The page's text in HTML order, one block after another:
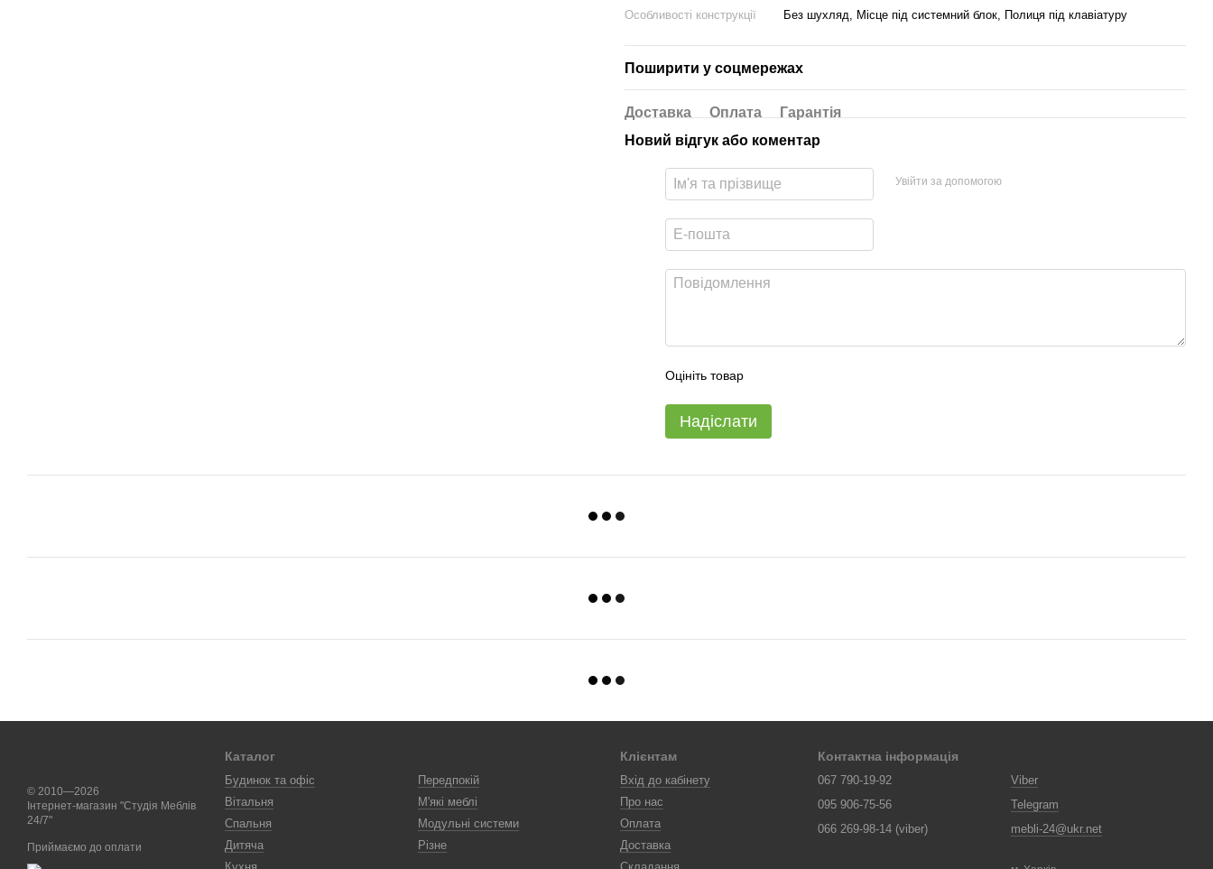
Особливості конструкції
Без шухляд, Місце під системний блок, Полиця під клавіатуру
Поширити у соцмережах
Доставка Оплата
Гарантія
Новий відгук або коментар
Увійти за допомогою
Оцініть товар
Надіслати
© 2010—2026
Інтернет-магазин "Студія Меблів
24/7"
Приймаємо до оплати
Каталог
Будинок та офіс
Вітальня
Спальня
Дитяча
Передпокій
М'які меблі
Модульні системи
Різне
Клієнтам
Вхід до кабінету
Про нас
Оплата
Доставка
Контактна інформація
067 790-19-92
095 906-75-56
066 269-98-14 (viber)
Viber
Telegram
mebli-24@ukr.net